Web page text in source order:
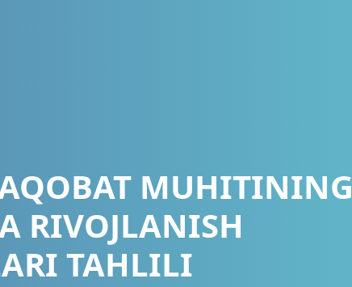
MUHITINING
RIVOJLANISH
TAHLILI